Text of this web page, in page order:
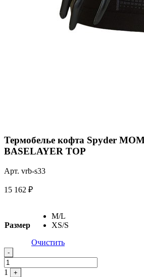
Термобелье кофта Spyder
BASELAYER TOP
Арт. vrb-s33
15 162 ₽
Размер
M/L
XS/S
Очистить
Quantity
-
1
+